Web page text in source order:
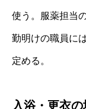
使う。服薬担当
勤明けの職員に
定める。
入浴・更衣